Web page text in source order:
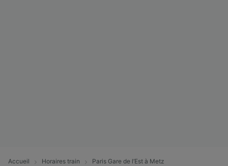
Accueil Horaires train Paris Gare de l’Est à Metz